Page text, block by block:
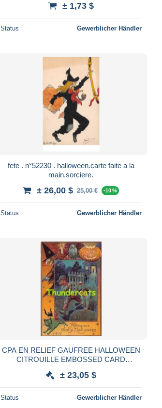
± 1,73 $
Status Gewerblicher Händler
fete . n°52230 . halloween.carte faite a la
main.sorciere.
± 26,00 $ 25,00 € -10 %
Status Gewerblicher Händler
CPA EN RELIEF GAUFREE HALLOWEEN
CITROUILLE EMBOSSED CARD
± 23,05 $
Status Gewerblicher Händler